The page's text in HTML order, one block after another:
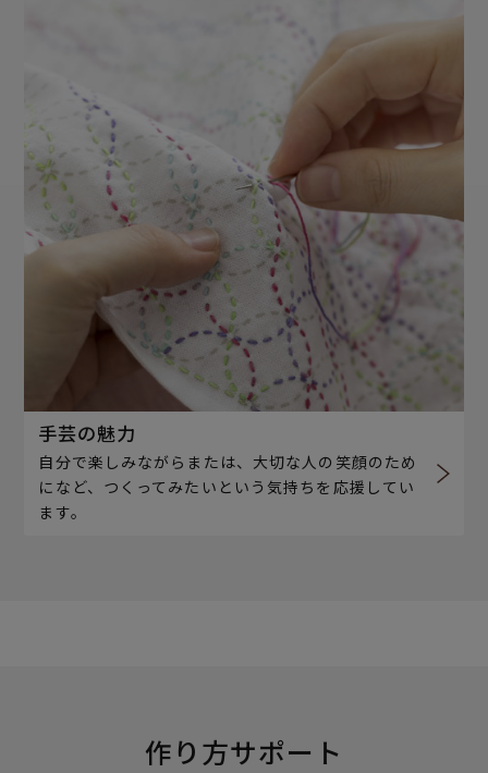
手芸の魅力
自分で楽しみながらまたは、大切な人の笑顔のため
になど、つくってみたいという気持ちを応援してい
ます。
作り方サポート